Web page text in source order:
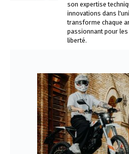
son expertise
innovations dans
transforme chaque
passionnant pour
liberté.